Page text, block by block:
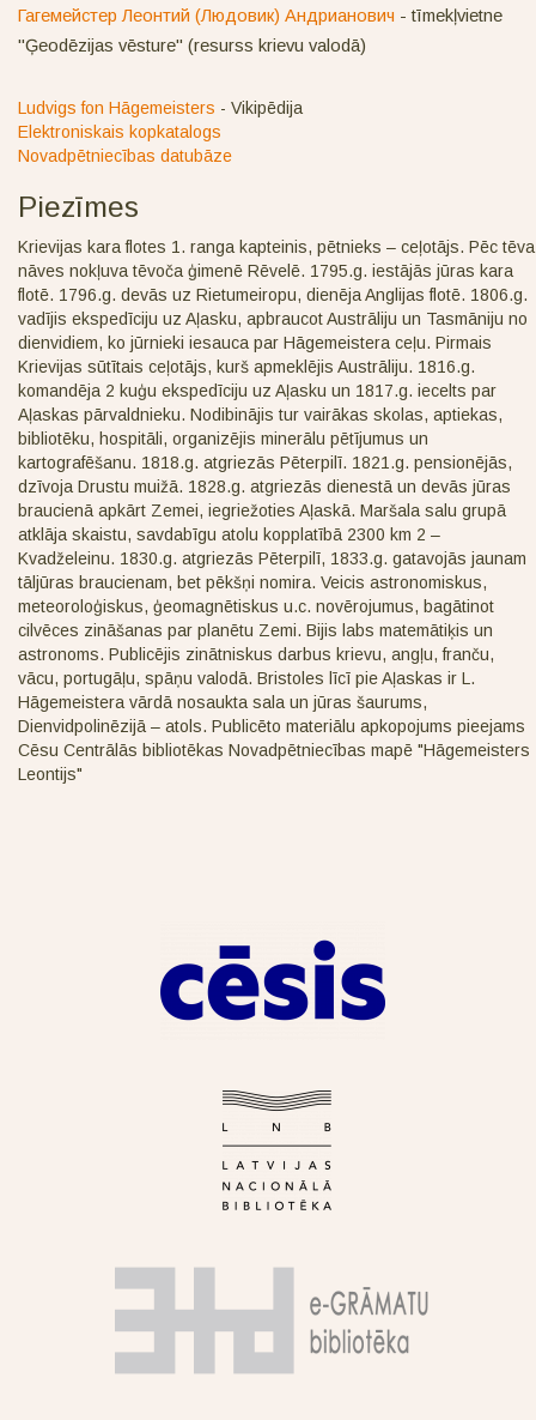
Гагемейстер Леонтий (Людовик) Андрианович - tīmekļvietne
"Ģeodēzijas vēsture" (resurss krievu valodā)
Ludvigs fon Hāgemeisters - Vikipēdija
Elektroniskais kopkatalogs
Novadpētniecības datubāze
Piezīmes
Krievijas kara flotes 1. ranga kapteinis, pētnieks – ceļotājs. Pēc tēva
nāves nokļuva tēvoča ģimenē Rēvelē. 1795.g. iestājās jūras kara
flotē. 1796.g. devās uz Rietumeiropu, dienēja Anglijas flotē. 1806.g.
vadījis ekspedīciju uz Aļasku, apbraucot Austrāliju un Tasmāniju no
dienvidiem, ko jūrnieki iesauca par Hāgemeistera ceļu. Pirmais
Krievijas sūtītais ceļotājs, kurš apmeklējis Austrāliju. 1816.g.
komandēja 2 kuģu ekspedīciju uz Aļasku un 1817.g. iecelts par
Aļaskas pārvaldnieku. Nodibinājis tur vairākas skolas, aptiekas,
bibliotēku, hospitāli, organizējis minerālu pētījumus un
kartografēšanu. 1818.g. atgriezās Pēterpilī. 1821.g. pensionējās,
dzīvoja Drustu muižā. 1828.g. atgriezās dienestā un devās jūras
braucienā apkārt Zemei, iegriežoties Aļaskā. Maršala salu grupā
atklāja skaistu, savdabīgu atolu kopplatībā 2300 km 2 –
Kvadželeinu. 1830.g. atgriezās Pēterpilī, 1833.g. gatavojās jaunam
tāljūras braucienam, bet pēkšņi nomira. Veicis astronomiskus,
meteoroloģiskus, ģeomagnētiskus u.c. novērojumus, bagātinot
cilvēces zināšanas par planētu Zemi. Bijis labs matemātiķis un
astronoms. Publicējis zinātniskus darbus krievu, angļu, franču,
vācu, portugāļu, spāņu valodā. Bristoles līcī pie Aļaskas ir L.
Hāgemeistera vārdā nosaukta sala un jūras šaurums,
Dienvidpolinēzijā – atols. Publicēto materiālu apkopojums pieejams
Cēsu Centrālās bibliotēkas Novadpētniecības mapē "Hāgemeisters
Leontijs"